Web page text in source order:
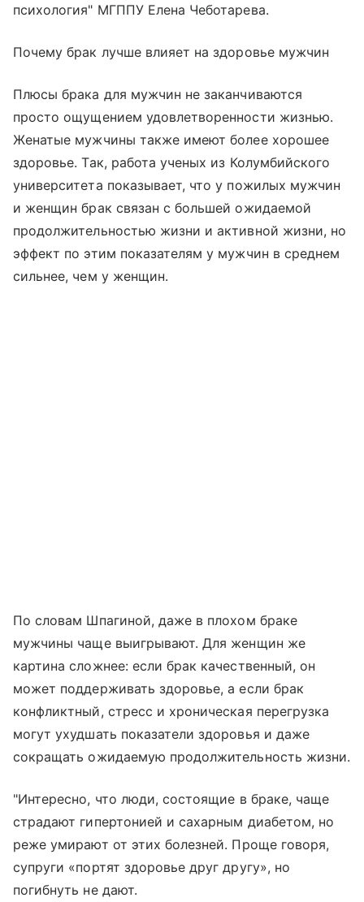
психология" МГППУ Елена Чеботарева.
Почему брак лучше влияет на здоровье мужчин
Плюсы брака для мужчин не заканчиваются
просто ощущением удовлетворенности жизнью.
Женатые мужчины также имеют более хорошее
здоровье. Так, работа ученых из Колумбийского
университета показывает, что у пожилых мужчин
и женщин брак связан с большей ожидаемой
продолжительностью жизни и активной жизни, но
эффект по этим показателям у мужчин в среднем
сильнее, чем у женщин.
По словам Шпагиной, даже в плохом браке
мужчины чаще выигрывают. Для женщин же
картина сложнее: если брак качественный, он
может поддерживать здоровье, а если брак
конфликтный, стресс и хроническая перегрузка
могут ухудшать показатели здоровья и даже
сокращать ожидаемую продолжительность жизни.
"Интересно, что люди, состоящие в браке, чаще
страдают гипертонией и сахарным диабетом, но
реже умирают от этих болезней. Проще говоря,
супруги «портят здоровье друг другу», но
погибнуть не дают.